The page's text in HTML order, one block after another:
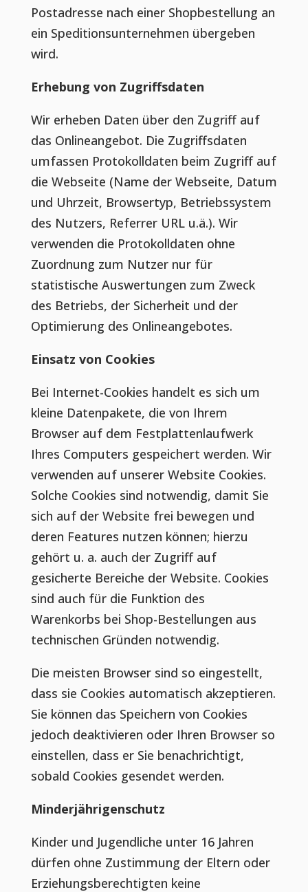
Postadresse nach einer Shopbestellung an
ein Speditionsunternehmen übergeben
wird.
Erhebung von Zugriffsdaten
Wir erheben Daten über den Zugriff auf
das Onlineangebot. Die Zugriffsdaten
umfassen Protokolldaten beim Zugriff auf
die Webseite (Name der Webseite, Datum
und Uhrzeit, Browsertyp, Betriebssystem
des Nutzers, Referrer URL u.ä.). Wir
verwenden die Protokolldaten ohne
Zuordnung zum Nutzer nur für
statistische Auswertungen zum Zweck
des Betriebs, der Sicherheit und der
Optimierung des Onlineangebotes.
Einsatz von Cookies
Bei Internet-Cookies handelt es sich um
kleine Datenpakete, die von Ihrem
Browser auf dem Festplattenlaufwerk
Ihres Computers gespeichert werden. Wir
verwenden auf unserer Website Cookies.
Solche Cookies sind notwendig, damit Sie
sich auf der Website frei bewegen und
deren Features nutzen können; hierzu
gehört u. a. auch der Zugriff auf
gesicherte Bereiche der Website. Cookies
sind auch für die Funktion des
Warenkorbs bei Shop-Bestellungen aus
technischen Gründen notwendig.
Die meisten Browser sind so eingestellt,
dass sie Cookies automatisch akzeptieren.
Sie können das Speichern von Cookies
jedoch deaktivieren oder Ihren Browser so
einstellen, dass er Sie benachrichtigt,
sobald Cookies gesendet werden.
Minderjährigenschutz
Kinder und Jugendliche unter 16 Jahren
dürfen ohne Zustimmung der Eltern oder
Erziehungsberechtigten keine